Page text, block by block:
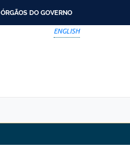
ÓRGÃOS DO GOVERNO
ENGLISH